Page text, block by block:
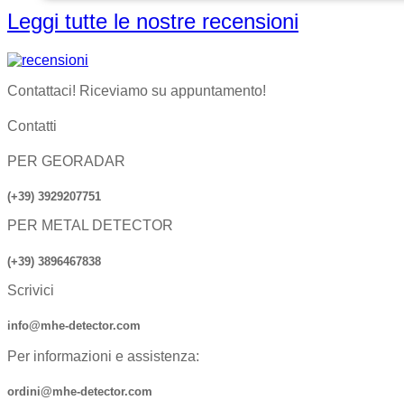
Leggi tutte le nostre recensioni
Contattaci! Riceviamo su appuntamento!
Contatti
PER GEORADAR
(+39) 3929207751
PER METAL DETECTOR
(+39) 3896467838
Scrivici
info@mhe-detector.com
Per informazioni e assistenza:
ordini@mhe-detector.com